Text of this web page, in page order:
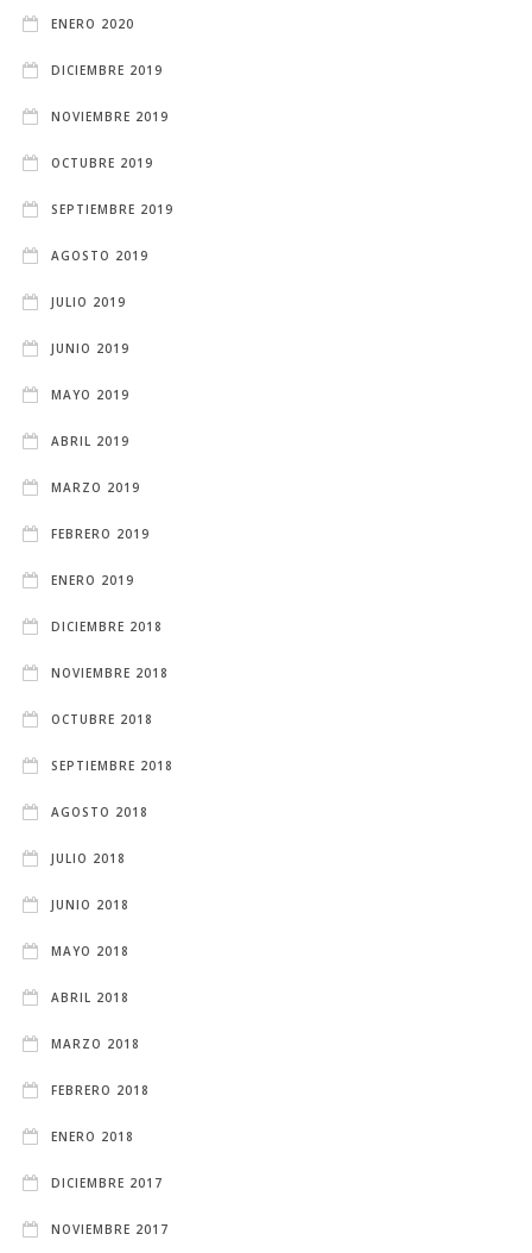
ENERO 2020
DICIEMBRE 2019
NOVIEMBRE 2019
OCTUBRE 2019
SEPTIEMBRE 2019
AGOSTO 2019
JULIO 2019
JUNIO 2019
MAYO 2019
ABRIL 2019
MARZO 2019
FEBRERO 2019
ENERO 2019
DICIEMBRE 2018
NOVIEMBRE 2018
OCTUBRE 2018
SEPTIEMBRE 2018
AGOSTO 2018
JULIO 2018
JUNIO 2018
MAYO 2018
ABRIL 2018
MARZO 2018
FEBRERO 2018
ENERO 2018
DICIEMBRE 2017
NOVIEMBRE 2017